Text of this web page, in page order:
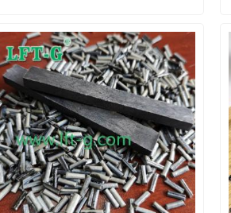
للتطبيقات عالية الأداء في قطاعات
السيارات والفضاء والصناعة، حيث تعد
الحلول خفيفة الوزن والمتينة أمرًا ضروريًا.
بفضل ثبات الأبعاد الفائق والمقاومة
الحرارية، توفر مركبات ألياف الكربون
الطويلة من البولي بروبلين المتجانس بديلاً
موثوقًا للمعادن في البيئات الصعبة.